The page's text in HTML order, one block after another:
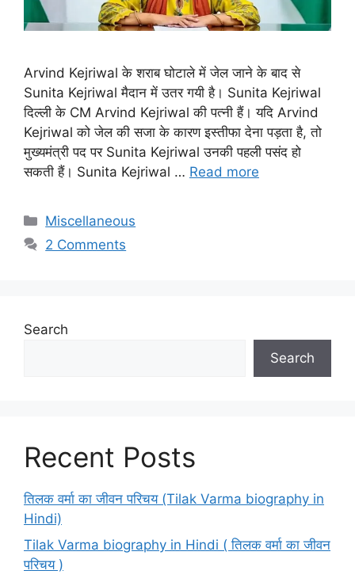
Arvind Kejriwal के शराब घोटाले में जेल जाने के बाद से
Sunita Kejriwal मैदान में उतर गयी है। Sunita Kejriwal
दिल्ली के CM Arvind Kejriwal की पत्नी हैं। यदि Arvind
Kejriwal को जेल की सजा के कारण इस्तीफा देना पड़ता है, तो
मुख्यमंत्री पद पर Sunita Kejriwal उनकी पहली पसंद हो
सकती हैं। Sunita Kejriwal … Read more
Categories
Miscellaneous
2 Comments
Search
Search
Recent Posts
तिलक वर्मा का जीवन परिचय (Tilak Varma biography in
Hindi)
Tilak Varma biography in Hindi ( तिलक वर्मा का जीवन
परिचय )